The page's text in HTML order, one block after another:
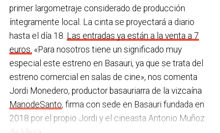
comunitarias.
En las últimas semanas la actualidad municipal ha
estado marcada por las investigaciones sobre
presuntas irregularidades urbanísticas . ¿Cómo
está afrontando el equipo de gobierno esta
situación y qué mensaje trasladarías a la
ciudadanía?Los hechos denunciados son graves y
nos corresponde aclarar si han existido irregularidades
con el mayor rigor y transparencia, así como
Ante la falta de soluciones en las reuniones del
comité, los representantes de los trabajadores
advirtieron a la dirección con elevar los hechos a la
Inspección de Trabajo. Aunque inicialmente
percibieron un amago de cambio de actitud, la parte
social lamenta que las medidas adoptadas ante las
nuevas alertas meteorológicas han sido meramente
«testimoniales, esporádicas y centradas en
aparentar», sin llegar a aplicar soluciones reales ni
efectivas en los puestos de mayor exposición.
primer largometraje considerado de producción
íntegramente local. La cinta se proyectará a diario
hasta el día 18. Las entradas ya están a la venta a 7
euros. «Para nosotros tiene un significado muy
especial este estreno en Basauri, ya que se trata del
estreno comercial en salas de cine», nos comenta
Jordi Monedero, productor basauriarra de la vizcaína
ManodeSanto, firma con sede en Basauri fundada en
2018 por el propio Jordi y el cineasta Antonio Muñoz